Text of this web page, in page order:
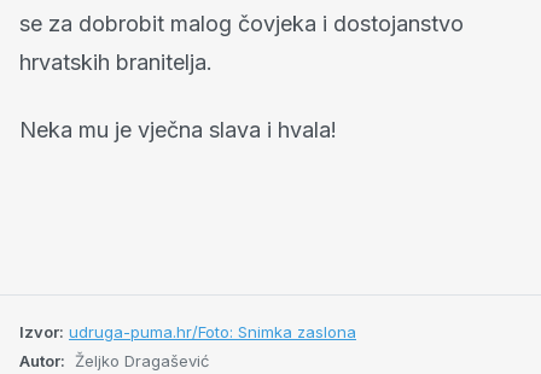
se za dobrobit malog čovjeka i dostojanstvo
hrvatskih branitelja.
Neka mu je vječna slava i hvala!
Izvor: udruga-puma.hr/Foto: Snimka zaslona
Autor:
Željko Dragašević